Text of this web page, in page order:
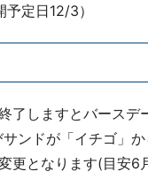
定日12/3）
了しますとバースデ
ンドが「イチゴ」
更となります(目安6